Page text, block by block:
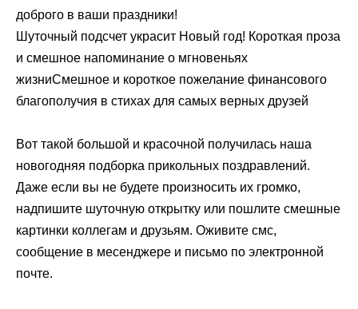
доброго в ваши праздники!
Шуточный подсчет украсит Новый год! Короткая проза
и смешное напоминание о мгновеньях
жизниСмешное и короткое пожелание финансового
благополучия в стихах для самых верных друзей
Вот такой большой и красочной получилась наша
новогодняя подборка прикольных поздравлений.
Даже если вы не будете произносить их громко,
надпишите шуточную открытку или пошлите смешные
картинки коллегам и друзьям. Оживите смс,
сообщение в месенджере и письмо по электронной
почте.